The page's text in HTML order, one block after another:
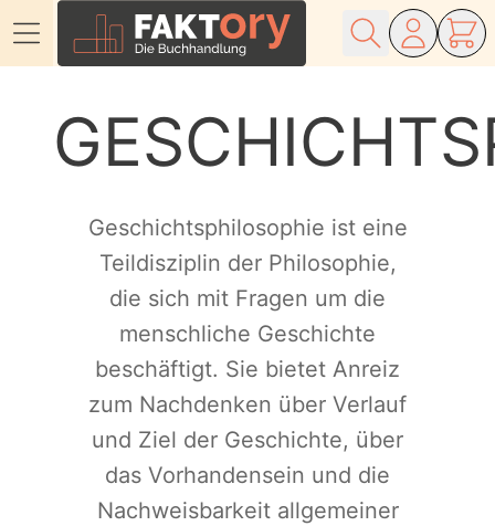
Geschichtsphilosophie ist eine
Teildisziplin der Philosophie,
die sich mit Fragen um die
menschliche Geschichte
beschäftigt. Sie bietet Anreiz
zum Nachdenken über Verlauf
und Ziel der Geschichte, über
das Vorhandensein und die
Nachweisbarkeit allgemeiner